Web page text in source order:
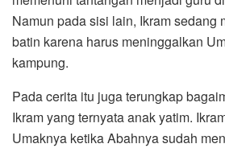
Namun pada sisi lain, Ikram sedang
batin karena harus meninggalkan
kampung.
Pada cerita itu juga terungkap
Ikram yang ternyata anak yatim.
Umaknya ketika Abahnya sudah